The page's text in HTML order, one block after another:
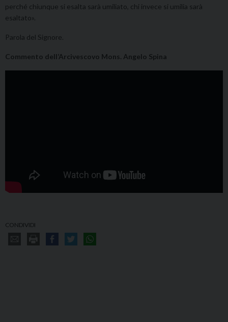
perché chiunque si esalta sarà umiliato, chi invece si umilia sarà
esaltato».
Parola del Signore.
Commento dell’Arcivescovo Mons. Angelo Spina
CONDIVIDI